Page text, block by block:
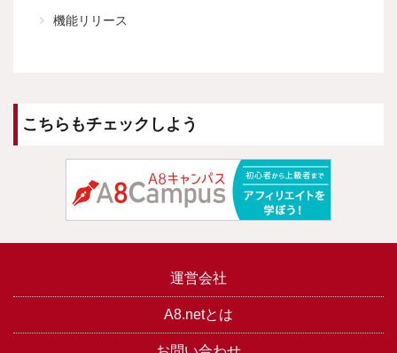
機能リリース
こちらもチェックしよう
運営会社
A8.netとは